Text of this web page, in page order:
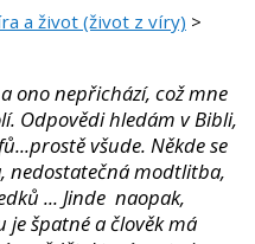
a život (život z víry) >
ono nepřichází, což mne
Odpovědi hledám v Bibli,
všude. Někde se
nedostatečná modtlitba,
... Jinde naopak,
je špatné a člověk má